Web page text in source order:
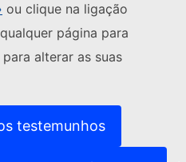
ou clique na ligação
página para
alterar as suas
testemunhos
informática
(Ligação externa)
externa)